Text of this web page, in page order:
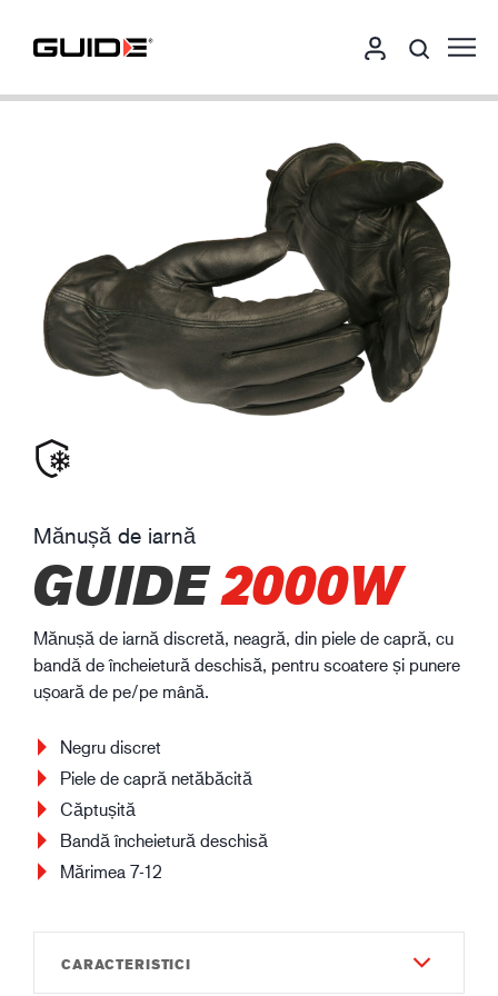
Mănușă de iarnă
GUIDE2000W
Mănușă de iarnă discretă, neagră, din piele de capră, cu
bandă de încheietură deschisă, pentru scoatere și punere
ușoară de pe/pe mână.
Negru discret
Piele de capră netăbăcită
Căptușită
Bandă încheietură deschisă
Mărimea 7-12
CARACTERISTICI